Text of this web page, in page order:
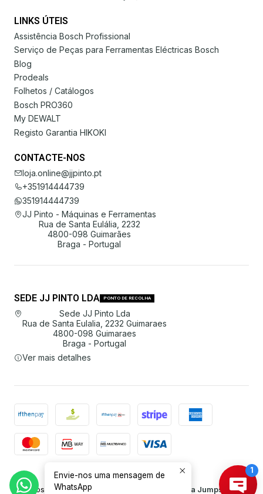
LINKS ÚTEIS
Assistência Bosch Profissional
Serviço de Peças para Ferramentas Eléctricas Bosch
Blog
Prodeals
Folhetos / Catálogos
Bosch PRO360
My DEWALT
Registo Garantia HIKOKI
CONTACTE-NOS
loja.online@jjpinto.pt
+351914444739
351914444739
JJ Pinto - Máquinas e Ferramentas
Rua de Santa Eulália, 2232
4800-098 Guimarães
Braga - Portugal
SEDE JJ PINTO LDA PONTO DE RECOLHA
Sede JJ Pinto Lda
Rua de Santa Eulalia, 2232 Guimaraes
4800-098 Guimaraes
Braga - Portugal
Ver mais detalhes
2026 JJ Pinto Lda.
Todos os Direitos Reservados.
Com tecnologia Jumpseller.
Envie-nos uma mensagem de
WhatsApp